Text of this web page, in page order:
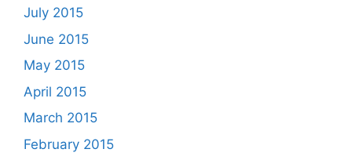
July 2015
June 2015
May 2015
April 2015
March 2015
February 2015